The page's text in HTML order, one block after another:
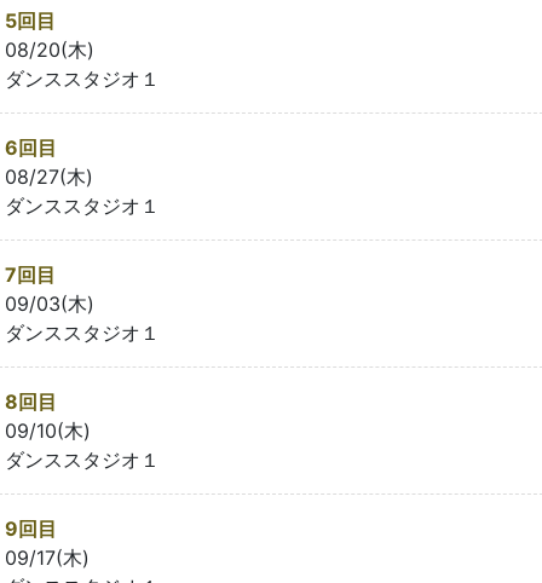
5回目
08/20(木)
ダンススタジオ１
6回目
08/27(木)
ダンススタジオ１
7回目
09/03(木)
ダンススタジオ１
8回目
09/10(木)
ダンススタジオ１
9回目
09/17(木)